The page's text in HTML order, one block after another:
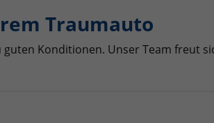
Traumauto
Konditionen. Unser Team freut